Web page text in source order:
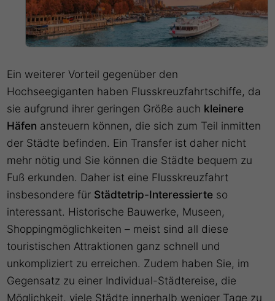
Ein weiterer Vorteil gegenüber den
Hochseegiganten haben Flusskreuzfahrtschiffe, da
sie aufgrund ihrer geringen Größe auch kleinere
Häfen ansteuern können, die sich zum Teil inmitten
der Städte befinden. Ein Transfer ist daher nicht
mehr nötig und Sie können die Städte bequem zu
Fuß erkunden. Daher ist eine Flusskreuzfahrt
insbesondere für Städtetrip-Interessierte so
interessant. Historische Bauwerke, Museen,
Shoppingmöglichkeiten – meist sind all diese
touristischen Attraktionen ganz schnell und
unkompliziert zu erreichen. Zudem haben Sie, im
Gegensatz zu einer Individual-Städtereise, die
Möglichkeit, viele Städte innerhalb weniger Tage zu